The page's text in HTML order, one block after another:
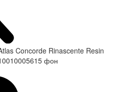
Concorde Rinascente Resin
фон